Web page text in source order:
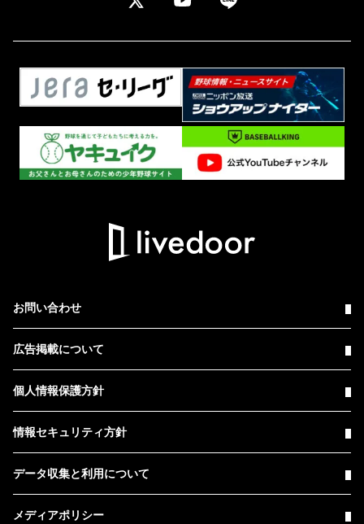
お問い合わせ
広告掲載について
個人情報保護方針
情報セキュリティ方針
データ収集と利用について
メディアポリシー